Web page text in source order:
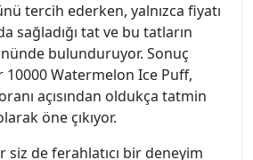
tercih ederken, yalnızca fiyatı
sağladığı tat ve bu tatların
bulunduruyor. Sonuç
10000 Watermelon Ice Puff,
açısından oldukça tatmin
öne çıkıyor.
siz de ferahlatıcı bir deneyim